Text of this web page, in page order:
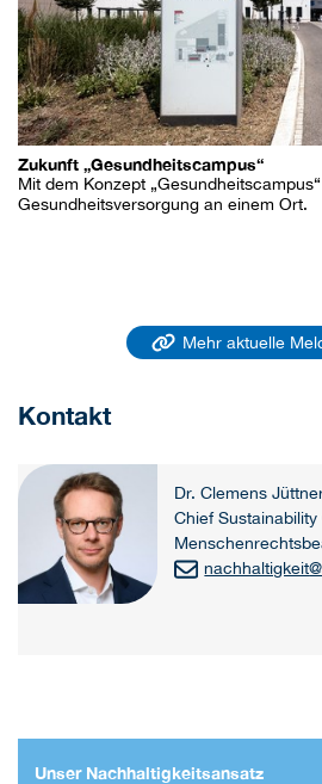
Zukunft „Gesundheitscampus“
Mit dem Konzept
Gesundheitsversorgung an einem Ort.
Mehr aktuelle
Kontakt
Dr. Clemens
Chief
nachhaltigkeit@
Unser Nachhaltigkeitsansatz